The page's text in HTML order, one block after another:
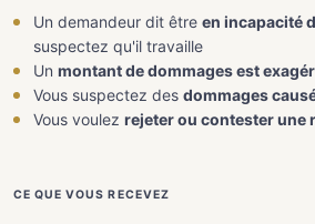
Un demandeur dit êtreen incapacité
suspectez qu'il travaille
Unmontant de dommages est
Vous suspectez desdommages
Vous voulezrejeter ou contester une
CE QUE VOUS RECEVEZ